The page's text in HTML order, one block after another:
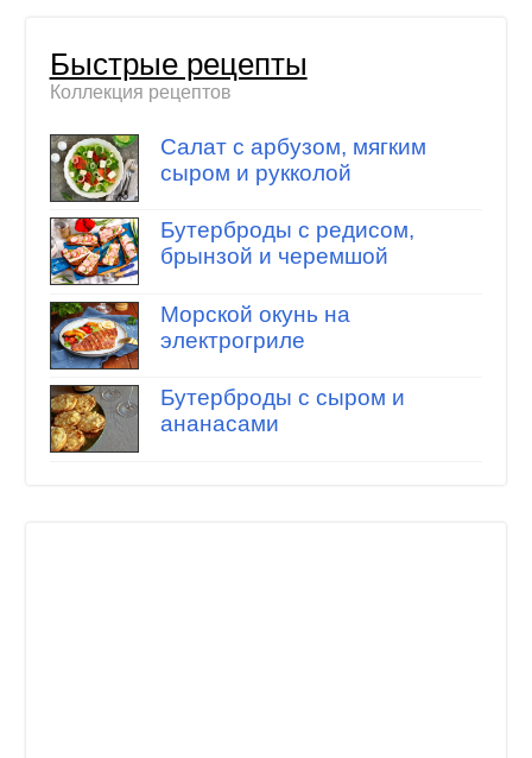
Быстрые рецепты
Коллекция рецептов
Салат с арбузом, мягким
сыром и рукколой
Бутерброды с редисом,
брынзой и черемшой
Морской окунь на
электрогриле
Бутерброды с сыром и
ананасами